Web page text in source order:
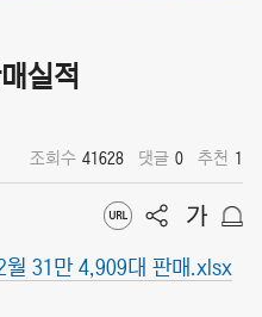
실적
조회수 41628 댓글 0 추천 1
31만 4,909대 판매.xlsx